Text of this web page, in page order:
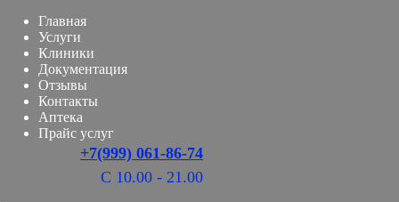
Главная
Услуги
Клиники
Документация
Отзывы
Контакты
Аптека
Прайс услуг
+7(999) 061-86-74
С 10.00 - 21.00